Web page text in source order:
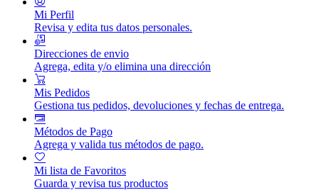
Mi Perfil
Revisa y edita tus datos personales.
Direcciones de envio
Agrega, edita y/o elimina una dirección
Mis Pedidos
Gestiona tus pedidos, devoluciones y fechas de entrega.
Métodos de Pago
Agrega y valida tus métodos de pago.
Mi lista de Favoritos
Guarda y revisa tus productos